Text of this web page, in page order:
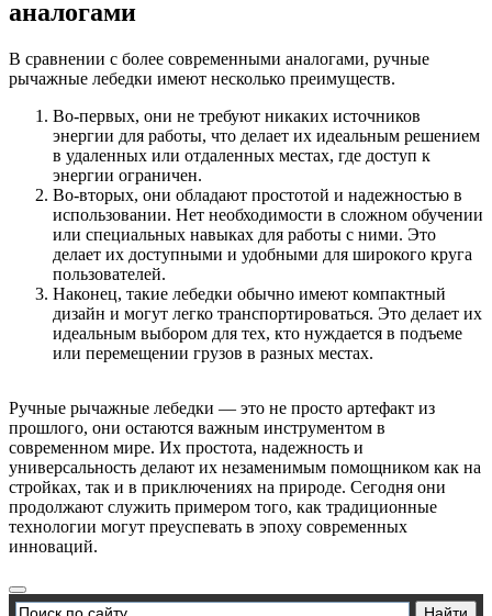
аналогами
В сравнении с более современными аналогами, ручные
рычажные лебедки имеют несколько преимуществ.
Во-первых, они не требуют никаких источников
энергии для работы, что делает их идеальным решением
в удаленных или отдаленных местах, где доступ к
энергии ограничен.
Во-вторых, они обладают простотой и надежностью в
использовании. Нет необходимости в сложном обучении
или специальных навыках для работы с ними. Это
делает их доступными и удобными для широкого круга
пользователей.
Наконец, такие лебедки обычно имеют компактный
дизайн и могут легко транспортироваться. Это делает их
идеальным выбором для тех, кто нуждается в подъеме
или перемещении грузов в разных местах.
Ручные рычажные лебедки — это не просто артефакт из
прошлого, они остаются важным инструментом в
современном мире. Их простота, надежность и
универсальность делают их незаменимым помощником как на
стройках, так и в приключениях на природе. Сегодня они
продолжают служить примером того, как традиционные
технологии могут преуспевать в эпоху современных
инноваций.